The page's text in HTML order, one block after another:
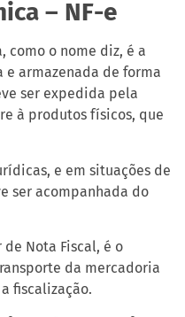
– NF-e
como o nome diz, é a
e armazenada de forma
ser expedida pela
à produtos físicos, que
e em situações de
ser acompanhada do
de Nota Fiscal, é o
da mercadoria
fiscalização.